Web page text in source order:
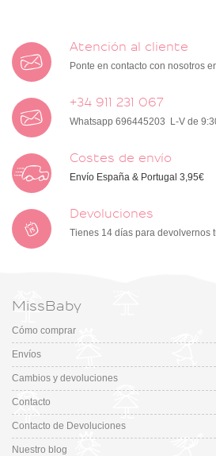
Atención al cliente
Ponte en contacto con nosotros
+34 911 231 067
Whatsapp 696445203 L-V de
Costes de envío
Envío España & Portugal 3,95€
Devoluciones
Tienes 14 días para devolvernos
MissBaby
Cómo comprar
Envíos
Cambios y devoluciones
Contacto
Contacto de Devoluciones
Nuestro blog